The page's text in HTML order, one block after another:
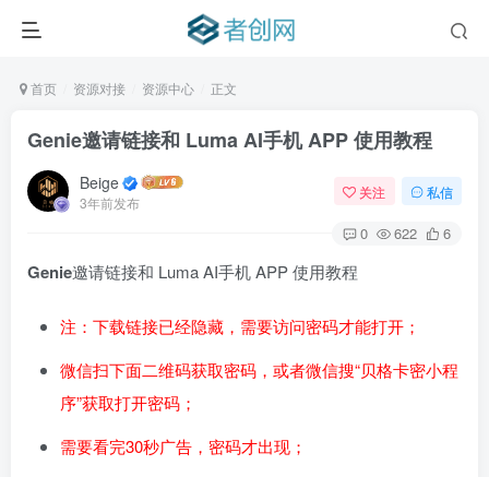
首页 资源对接 资源中心 正文
Genie​邀请链接和 Luma AI手机 APP 使用教程
Beige
3年前发布
关注 私信
0 622 6
Genie​邀请链接和 Luma AI手机 APP 使用教程
注：下载链接已经隐藏，需要访问密码才能打开；
微信扫下面二维码获取密码，或者微信搜“贝格卡密小程
序”获取打开密码；
需要看完30秒广告，密码才出现；